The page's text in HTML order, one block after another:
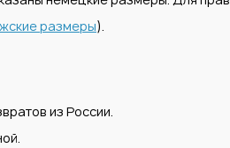
размеры).
из России.